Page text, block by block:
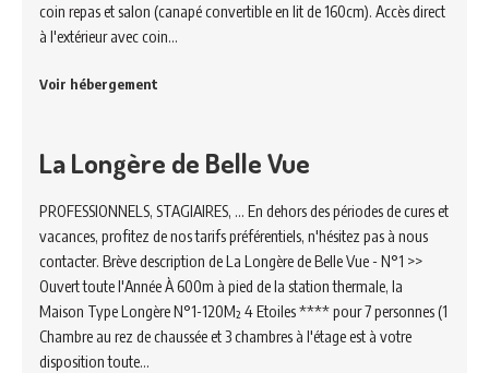
coin repas et salon (canapé convertible en lit de 160cm). Accès direct
à l'extérieur avec coin…
Voir hébergement
La Longère de Belle Vue
PROFESSIONNELS, STAGIAIRES, ... En dehors des périodes de cures et
vacances, profitez de nos tarifs préférentiels, n'hésitez pas à nous
contacter. Brève description de La Longère de Belle Vue - N°1 >>
Ouvert toute l'Année À 600m à pied de la station thermale, la
Maison Type Longère N°1-120M² 4 Etoiles **** pour 7 personnes (1
Chambre au rez de chaussée et 3 chambres à l'étage est à votre
disposition toute…